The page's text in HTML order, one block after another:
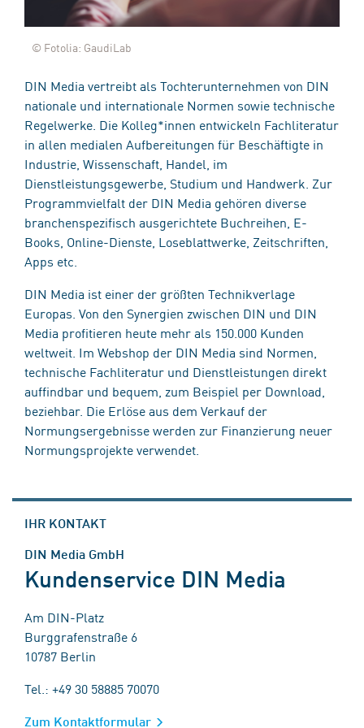
© Fotolia: GaudiLab
DIN Media vertreibt als Tochterunternehmen von DIN
nationale und internationale Normen sowie technische
Regelwerke. Die Kolleg*innen entwickeln Fachliteratur
in allen medialen Aufbereitungen für Beschäftigte in
Industrie, Wissenschaft, Handel, im
Dienstleistungsgewerbe, Studium und Handwerk. Zur
Programmvielfalt der DIN Media gehören diverse
branchenspezifisch ausgerichtete Buchreihen, E-
Books, Online-Dienste, Loseblattwerke, Zeitschriften,
Apps etc.
DIN Media ist einer der größten Technikverlage
Europas. Von den Synergien zwischen DIN und DIN
Media profitieren heute mehr als 150.000 Kunden
weltweit. Im Webshop der DIN Media sind Normen,
technische Fachliteratur und Dienstleistungen direkt
auffindbar und bequem, zum Beispiel per Download,
beziehbar. Die Erlöse aus dem Verkauf der
Normungsergebnisse werden zur Finanzierung neuer
Normungsprojekte verwendet.
IHR KONTAKT
DIN Media GmbH
Kundenservice DIN Media
Am DIN-Platz
Burggrafenstraße 6
10787 Berlin
Tel.: +49 30 58885 70070
Zum Kontaktformular